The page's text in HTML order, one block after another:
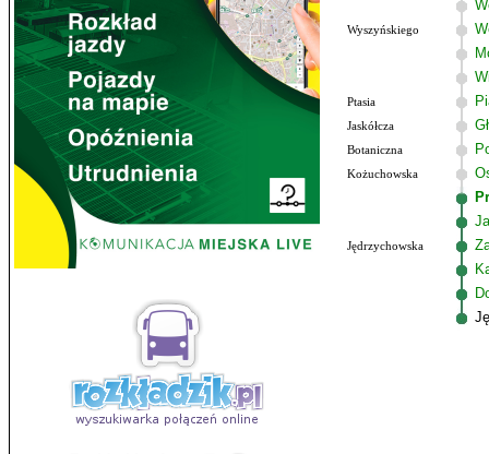
Wyszyńskiego
Ptasia
Jaskółcza
Botaniczna
Kożuchowska
Jędrzychowska